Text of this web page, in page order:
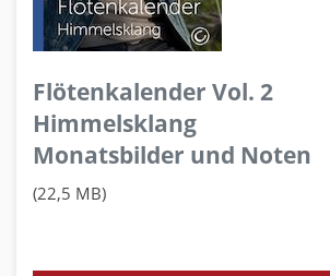
Flötenkalender Vol. 2
Himmelsklang
Monatsbilder und Noten
(22,5 MB)